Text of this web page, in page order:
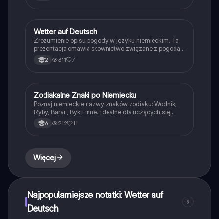
Język niemiecki
Wetter auf Deutsch
Zrozumienie opisu pogody w języku niemieckim. Ta
prezentacja omawia słownictwo związane z pogodą
oraz zwroty używane w codziennych sytuacjach,
takich jak pozostawanie w domu lub wychodzenie do
2 311 7
Język niemiecki
Zodiakalne Znaki po Niemiecku
Poznaj niemieckie nazwy znaków zodiaku: Wodnik,
Ryby, Baran, Byk i inne. Idealne dla uczących się
podstaw języka niemieckiego. Materiał zawiera pełną
listę znaków zodiaku oraz ich tłumaczenia.
6 212 11
Więcej
Najpopularniejsze notatki: Wetter auf
Deutsch
9